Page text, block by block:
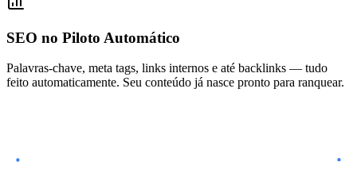
SEO no Piloto Automático
Palavras-chave, meta tags, links internos e até backlinks — tudo
feito automaticamente. Seu conteúdo já nasce pronto para ranquear.